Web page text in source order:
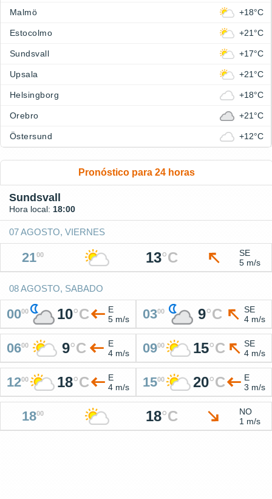
Malmö +18°C
Estocolmo +21°C
Sundsvall +17°C
Upsala +21°C
Helsingborg +18°C
Orebro +21°C
Östersund +12°C
Pronóstico para 24 horas
Sundsvall
Hora local: 18:00
07 AGOSTO, VIERNES
2100 13°C
SE
5 m/s
08 AGOSTO, SABADO
0000 10°C
E
5 m/s
0300 9°C
SE
4 m/s
0600 9°C
E
4 m/s
0900 15°C
SE
4 m/s
1200 18°C
E
4 m/s
1500 20°C
E
3 m/s
1800 18°C
NO
1 m/s